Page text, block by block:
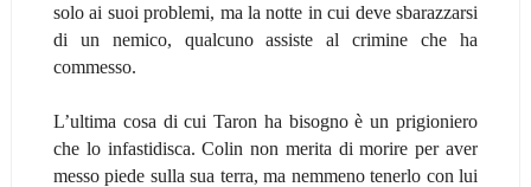
solo ai suoi problemi, ma la notte in cui deve sbarazzarsi
di un nemico, qualcuno assiste al crimine che ha
commesso.
L’ultima cosa di cui Taron ha bisogno è un prigioniero
che lo infastidisca. Colin non merita di morire per aver
messo piede sulla sua terra, ma nemmeno tenerlo con lui